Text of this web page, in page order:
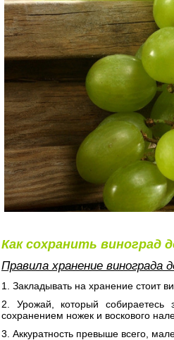
Как сохранить виноград
Правила хранение винограда
1. Закладывать на хранение стоит
2. Урожай, который
сохранением ножек и воскового
3. Аккуратность превыше всего,